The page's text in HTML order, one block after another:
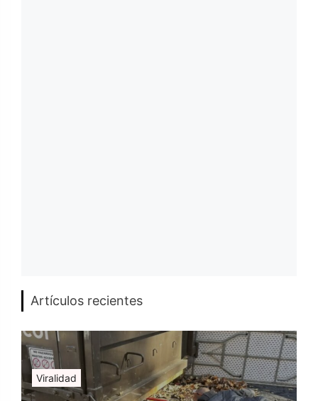
Artículos recientes
Viralidad